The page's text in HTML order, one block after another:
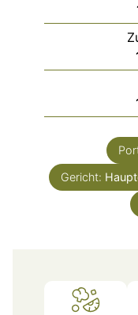
Gericht: